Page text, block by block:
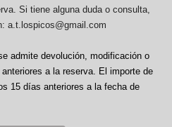
Si tiene alguna duda o consulta,
a.t.lospicos@gmail.com
admite devolución, modificación o
a la reserva. El importe de
15 días anteriores a la fecha de